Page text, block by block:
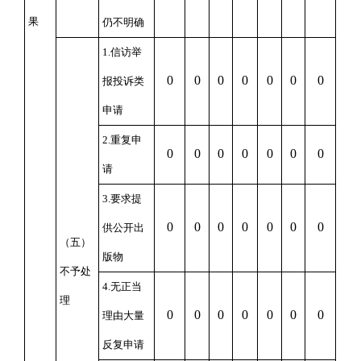
果 仍不明确
（五）
不予处
理
1.信访举
报投诉类
申请
0 0 0 0 0 0 0
2.重复申
请
0 0 0 0 0 0 0
3.要求提
供公开出
版物
0 0 0 0 0 0 0
4.无正当
理由大量
反复申请
0 0 0 0 0 0 0